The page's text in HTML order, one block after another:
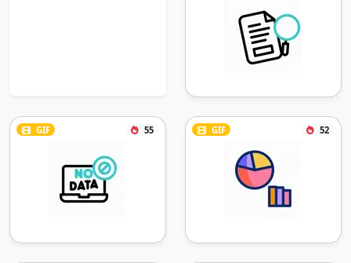
GIF 55 GIF 52